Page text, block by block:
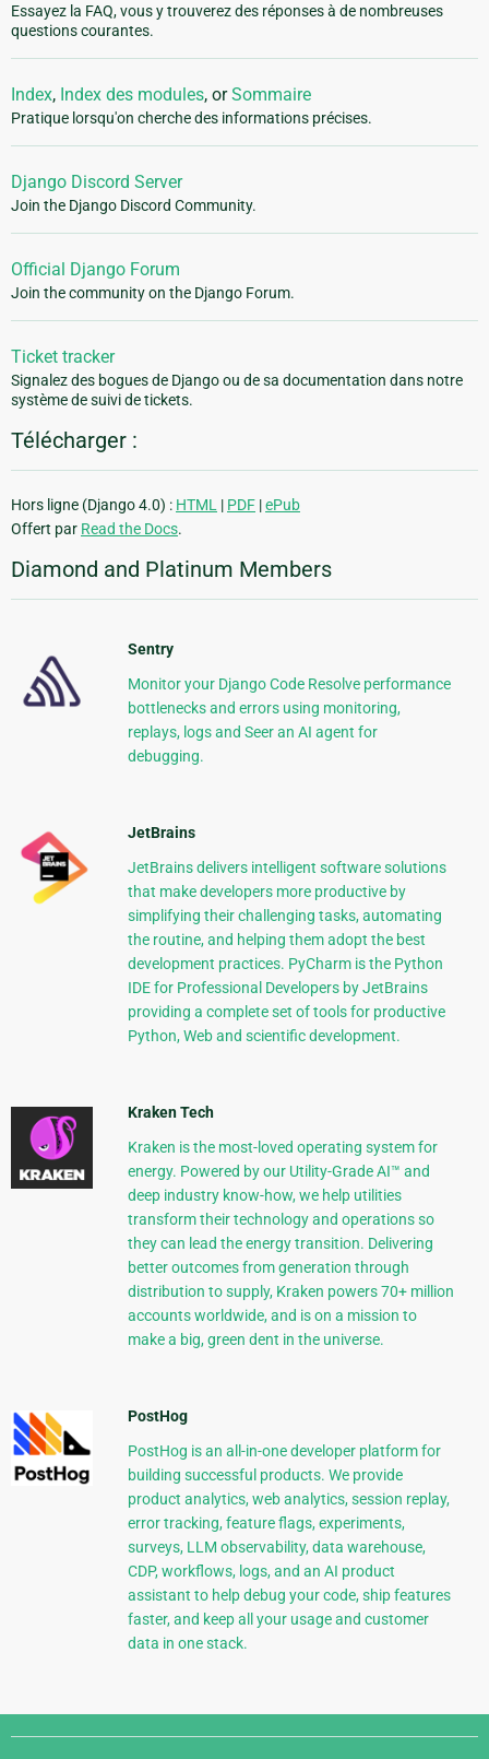
Essayez la FAQ, vous y trouverez des réponses à de nombreuses
questions courantes.
Index, Index des modules, orSommaire
Pratique lorsqu'on cherche des informations précises.
Django Discord Server
Join the Django Discord Community.
Official Django Forum
Join the community on the Django Forum.
Ticket tracker
Signalez des bogues de Django ou de sa documentation dans notre
système de suivi de tickets.
Télécharger :
Hors ligne (Django 4.0) : HTML | PDF |ePub
Offert par Read the Docs.
Diamond and Platinum Members
Sentry
Monitor your Django Code Resolve performance
bottlenecks and errors using monitoring,
replays, logs and Seer an AI agent for
debugging.
JetBrains
JetBrains delivers intelligent software solutions
that make developers more productive by
simplifying their challenging tasks, automating
the routine, and helping them adopt the best
development practices. PyCharm is the Python
IDE for Professional Developers by JetBrains
providing a complete set of tools for productive
Python, Web and scientific development.
Kraken Tech
Kraken is the most-loved operating system for
energy. Powered by our Utility-Grade AI™ and
deep industry know-how, we help utilities
transform their technology and operations so
they can lead the energy transition. Delivering
better outcomes from generation through
distribution to supply, Kraken powers 70+ million
accounts worldwide, and is on a mission to
make a big, green dent in the universe.
PostHog
PostHog is an all-in-one developer platform for
building successful products. We provide
product analytics, web analytics, session replay,
error tracking, feature flags, experiments,
surveys, LLM observability, data warehouse,
CDP, workflows, logs, and an AI product
assistant to help debug your code, ship features
faster, and keep all your usage and customer
data in one stack.
Django